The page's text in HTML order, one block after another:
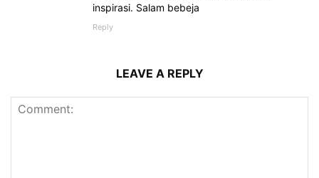
inspirasi. Salam bebeja
Reply
LEAVE A REPLY